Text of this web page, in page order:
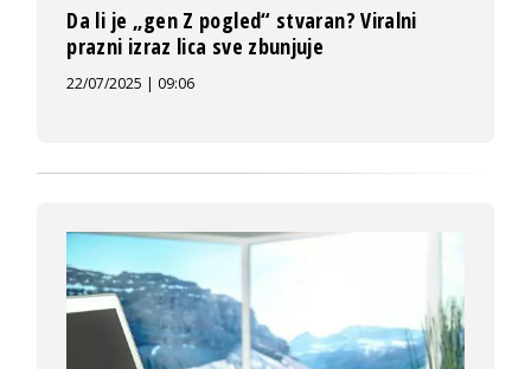
Da li je „gen Z pogled“ stvaran? Viralni
prazni izraz lica sve zbunjuje
22/07/2025 | 09:06